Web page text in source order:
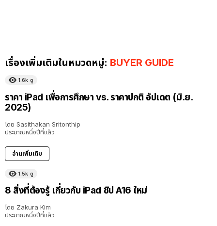
เรื่องเพิ่มเติมในหมวดหมู่: BUYER GUIDE
1.6k ดู
ราคา iPad เพื่อการศึกษา vs. ราคาปกติ อัปเดต (มิ.ย.
2025)
โดย Sasithakan Sritonthip
ประมาณหนึ่งปีที่แล้ว
อ่านเพิ่มเติม
1.5k ดู
8 สิ่งที่ต้องรู้ เกี่ยวกับ iPad ชิป A16 ใหม่
โดย Zakura Kim
ประมาณหนึ่งปีที่แล้ว